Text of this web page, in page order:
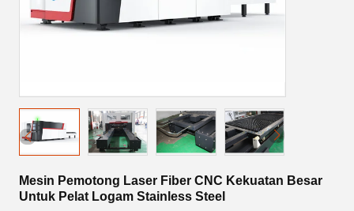
Mesin Pemotong Laser Fiber CNC Kekuatan Besar
Untuk Pelat Logam Stainless Steel